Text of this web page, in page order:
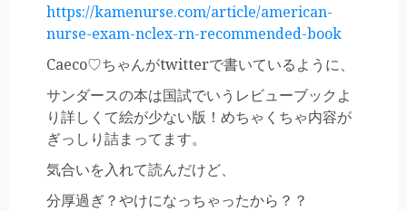
https://kamenurse.com/article/american-
nurse-exam-nclex-rn-recommended-book
Caeco♡ちゃんがtwitterで書いているように、
サンダースの本は国試でいうレビューブックよ
り詳しくて絵が少ない版！めちゃくちゃ内容が
ぎっしり詰まってます。
気合いを入れて読んだけど、
分厚過ぎ？やけになっちゃったから？？